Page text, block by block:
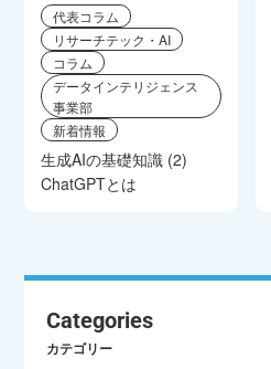
代表コラム
リサーチテック・AI
コラム
データインテリジェンス
事業部
新着情報
生成AIの基礎知識 (2)
ChatGPTとは
Categories
カテゴリー